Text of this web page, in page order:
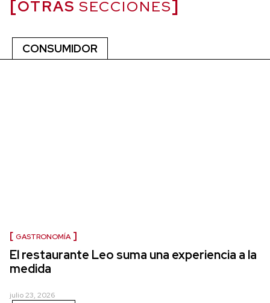
OTRAS SECCIONES
CONSUMIDOR
GASTRONOMÍA
El restaurante Leo suma una experiencia a la
medida
julio 23, 2026